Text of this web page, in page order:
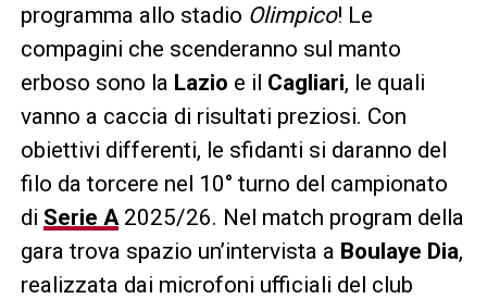
programma allo stadio Olimpico! Le
compagini che scenderanno sul manto
erboso sono la Lazio e il Cagliari, le quali
vanno a caccia di risultati preziosi. Con
obiettivi differenti, le sfidanti si daranno del
filo da torcere nel 10° turno del campionato
di Serie A2025/26. Nel match program della
gara trova spazio un’intervista a Boulaye Dia,
realizzata dai microfoni ufficiali del club